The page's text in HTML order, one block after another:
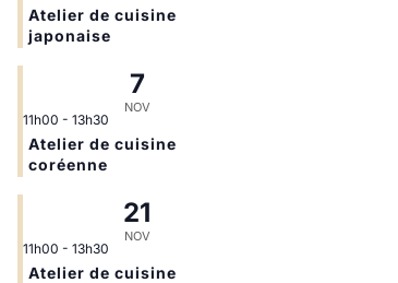
Atelier de cuisine
japonaise
7
NOV
11h00 - 13h30
Atelier de cuisine
coréenne
21
NOV
11h00 - 13h30
Atelier de cuisine